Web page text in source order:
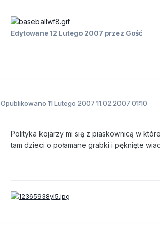
Edytowane 12 Lutego 2007 przez Gość
Opublikowano 11 Lutego 2007 11.02.2007 01:10
Polityka kojarzy mi się z piaskownicą w
tam dzieci o połamane grabki i pęknięte